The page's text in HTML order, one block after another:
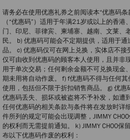
请务必在使用优惠礼券之前阅读本“优惠码
（“优惠码”）适用于年满21岁或以上的香
门、印尼、菲律宾、柬埔寨、越南、文莱、
民。 b) 优惠码可能会不定期提供，适用于
品。 c) 优惠码仅可在网上兑换，实体店不接
仅可由收到优惠码的顾客本人使用，且并非
用于单次交易；任何剩余金额不可兑换现金
期未用将自动作废。 f) f优惠码不得与任何
使用，包括但不限于折扣销售商品。 g) 优
优惠码丢失、损坏或被盗将不予补发，如遭
任何优惠码的相关条款与条件将在发放时详
件所列的规定可能会出现调整，JIMMY
的权利而无需提前通知。 k) JIMMY CHOO
布以下优惠码作废的权利：